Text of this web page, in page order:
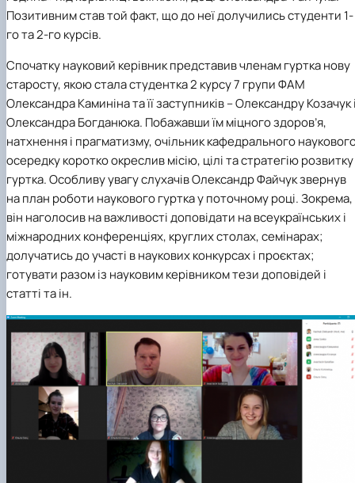
Позитивним став той факт, що до неї долучились студенти 1-
го та 2-го курсів.
Спочатку науковий керівник представив членам гуртка нову
старосту, якою стала студентка 2 курсу 7 групи ФАМ
Олександра Каминіна та її заступників – Олександру Козачук
Олександра Богданюка. Побажавши їм міцного здоров’я,
натхнення і прагматизму, очільник кафедрального
осередку коротко окреслив місію, цілі та стратегію розвитку
гуртка. Особливу увагу слухачів Олександр Файчук звернув
на план роботи наукового гуртка у поточному році. Зокрема,
він наголосив на важливості доповідати на всеукраїнських і
міжнародних конференціях, круглих столах, семінарах;
долучатись до участі в наукових конкурсах і проєктах;
готувати разом із науковим керівником тези доповідей і
статті та ін.